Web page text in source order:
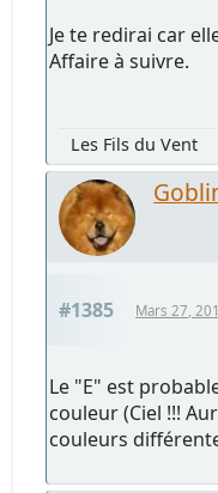
Je te redirai car
Affaire à suivre.
Les Fils du Vent
#1385 Mars 27,
Le "E" est
couleur (Ciel !!!
couleurs